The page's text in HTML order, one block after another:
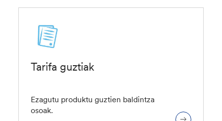
Tarifa guztiak
Ezagutu produktu guztien baldintza
osoak.